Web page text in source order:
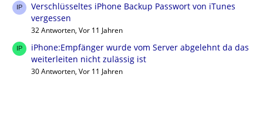
Verschlüsseltes iPhone Backup Passwort von iTunes
vergessen
32 Antworten, Vor 11 Jahren
iPhone:Empfänger wurde vom Server abgelehnt da das
weiterleiten nicht zulässig ist
30 Antworten, Vor 11 Jahren